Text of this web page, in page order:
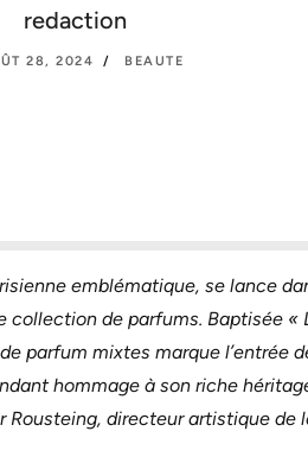
redaction
28, 2024 BEAUTE
emblématique, se lance
collection de parfums. Baptisée «
parfum mixtes marque l’entrée
hommage à son riche
Rousteing, directeur artistique de